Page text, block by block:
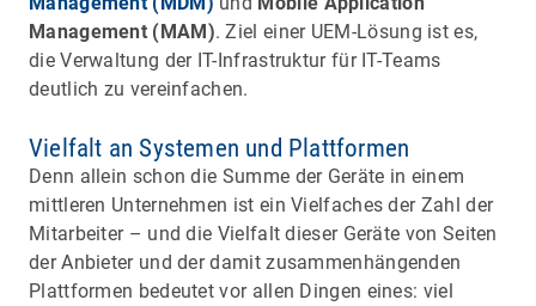
Management (MAM). Ziel einer UEM-Lösung ist es,
die Verwaltung der IT-Infrastruktur für IT-Teams
deutlich zu vereinfachen.
Vielfalt an Systemen und Plattformen
Denn allein schon die Summe der Geräte in einem
mittleren Unternehmen ist ein Vielfaches der Zahl der
Mitarbeiter – und die Vielfalt dieser Geräte von Seiten
der Anbieter und der damit zusammenhängenden
Plattformen bedeutet vor allen Dingen eines: viel